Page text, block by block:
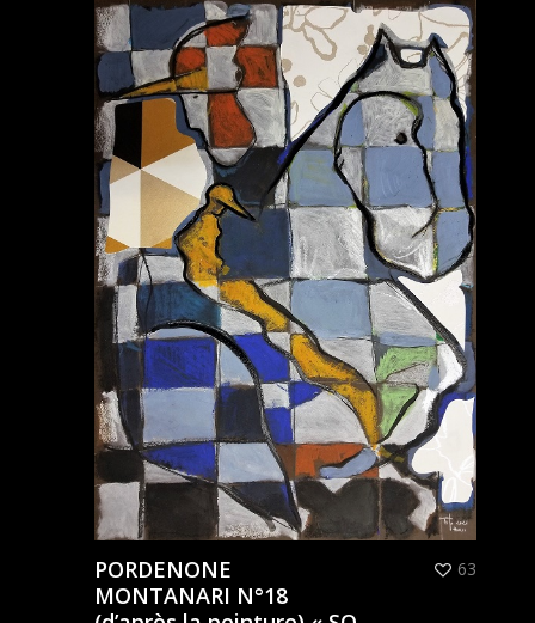
PORDENONE
MONTANARI N°18
63